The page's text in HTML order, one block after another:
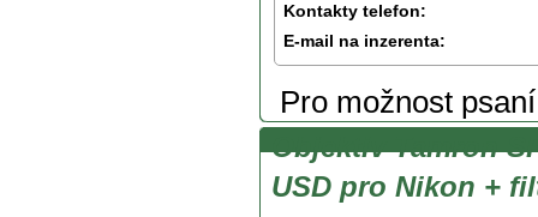
Kontakty telefon:
E-mail na inzerenta:
Pro možnost
Objektiv Tamron
USD pro Nikon +